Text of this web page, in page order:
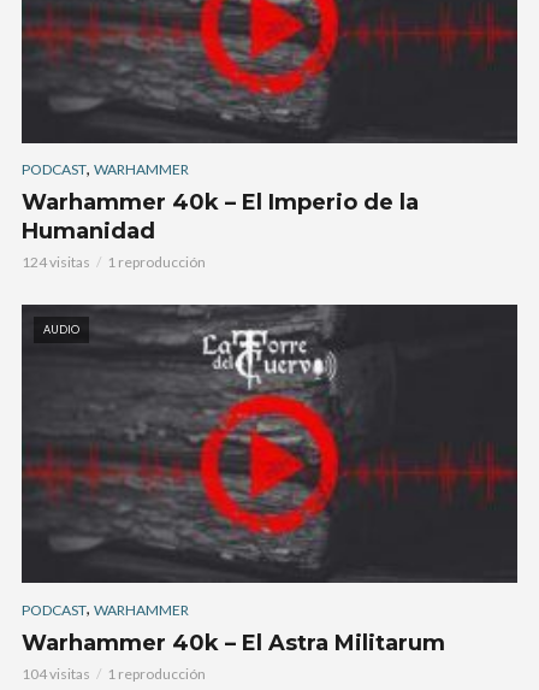
PODCAST, WARHAMMER
Warhammer 40k – El Imperio de la
Humanidad
124 visitas 1 reproducción
AUDIO
PODCAST, WARHAMMER
Warhammer 40k – El Astra Militarum
104 visitas 1 reproducción